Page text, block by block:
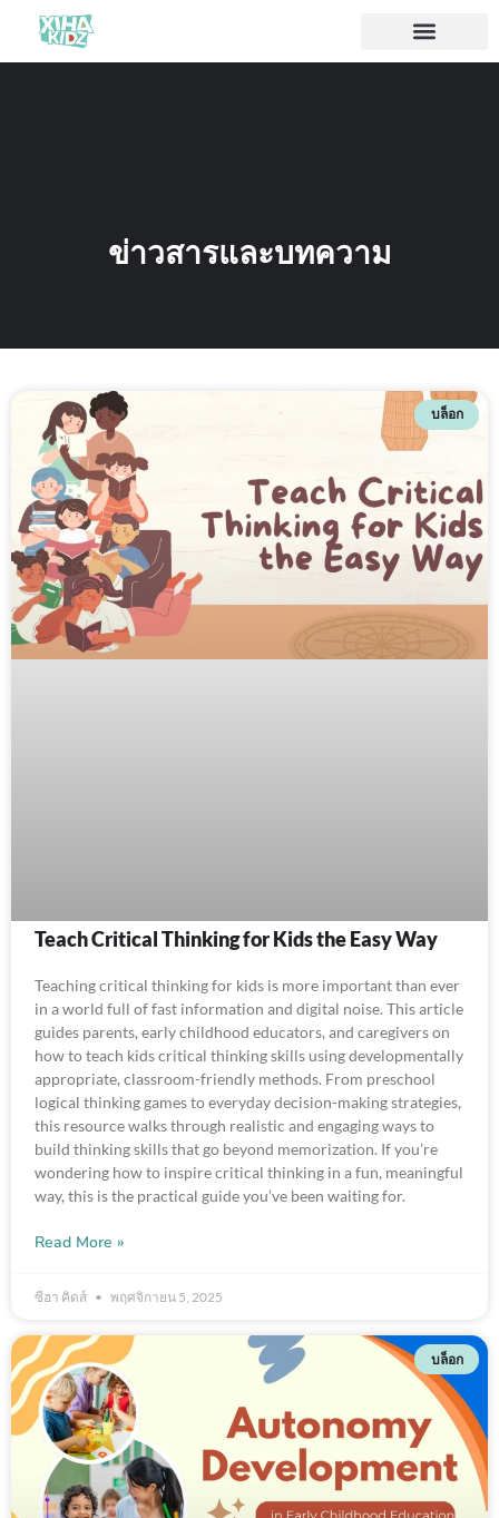
ข่าวสารและบทความ
บล็อก
Teach Critical Thinking for Kids the Easy Way
Teaching critical thinking for kids is more important than ever
in a world full of fast information and digital noise. This article
guides parents, early childhood educators, and caregivers on
how to teach kids critical thinking skills using developmentally
appropriate, classroom-friendly methods. From preschool
logical thinking games to everyday decision-making strategies,
this resource walks through realistic and engaging ways to
build thinking skills that go beyond memorization. If you’re
wondering how to inspire critical thinking in a fun, meaningful
way, this is the practical guide you’ve been waiting for.
Read More »
ซีฮา คิดส์ พฤศจิกายน 5, 2025
บล็อก